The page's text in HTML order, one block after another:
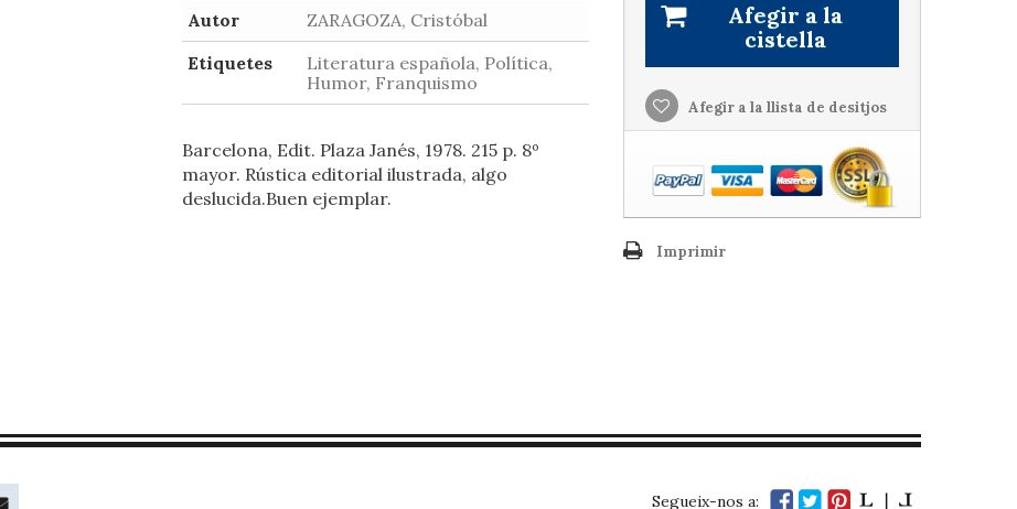
Autor
ZARAGOZA, Cristóbal
Etiquetes
Literatura española, Política,
Humor, Franquismo
Barcelona, Edit. Plaza Janés, 1978. 215 p. 8º
mayor. Rústica editorial ilustrada, algo
deslucida.Buen ejemplar.
Afegir a la
cistella
Afegir a la llista de desitjos
Imprimir
Segueix-nos a: